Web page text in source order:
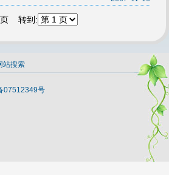
页 转到:
站搜索
07512349号